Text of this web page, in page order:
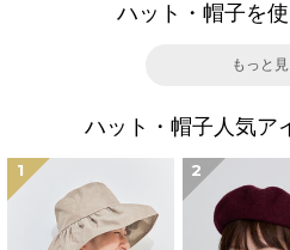
ハット・帽子を
もっと
ハット・帽子人気ア
1 2